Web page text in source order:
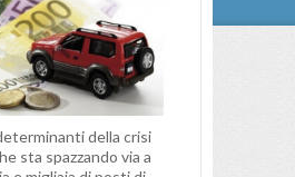
della crisi
sta spazzando via a